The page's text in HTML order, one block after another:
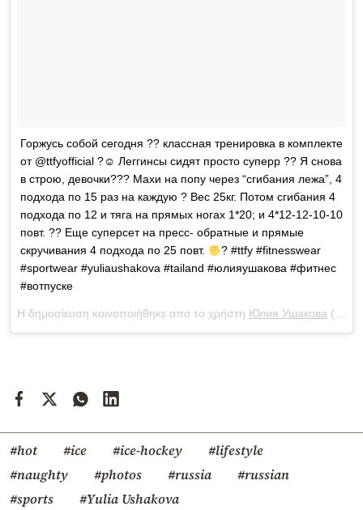
Горжусь собой сегодня ?? классная тренировка в комплекте
от @ttfyofficial ?☺ Леггинсы сидят просто суперр ?? Я снова
в строю, девочки??? Махи на попу через “сгибания лежа”, 4
подхода по 15 раз на каждую ? Вес 25кг. Потом сгибания 4
подхода по 12 и тяга на прямых ногах 1*20; и 4*12-12-10-10
повт. ?? Еще суперсет на пресс- обратные и прямые
скручивания 4 подхода по 25 повт.
? #ttfy #fitnesswear
#sportwear #yuliaushakova #tailand #юлияушакова #фитнес
#вотпуске
Η δημοσίευση κοινοποιήθηκε από το χρήστη Юлия Ушакова (@yulia_ushakova) στις
#hot #ice #ice-hockey
#lifestyle
#naughty
#photos #russia
#russian
#sports
#Yulia Ushakova